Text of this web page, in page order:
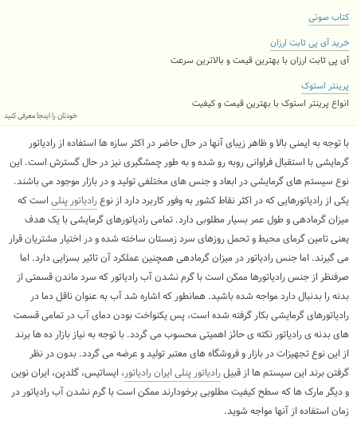
کتاب صوتی
خرید آی پی ثابت ارزان
آی پی ثابت ارزان با بهترین قیمت و بالاترین سرعت
پرینتر استوک
انواع پرینتر استوک با بهترین قیمت و کیفیت
خودتان را اینجا معرفی کنید
با توجه به ایمنی بالا و ظاهر زیبای آنها در حال حاضر در اکثر سازه ها استفاده از رادیاتور
گرمایشی با استقبال فراوانی روبه رو شده و به طور چمشگیری نیز در حال گسترش است. این
نوع سیستم های گرمایشی در ابعاد و جنس های مختلفی تولید و در بازار موجود می باشند.
یکی از رادیاتورهایی که در اکثر نقاط کشور به وفور کاربرد دارد از نوعرادیاتور پنلی است که
میزان گرمادهی و طول عمر بسیار مطلوبی دارد. تمامی رادیاتورهای گرمایشی با یک هدف
یعنی تامین گرمای محیط و تحمل روزهای سرد زمستان ساخته شده و در اختیار مشتریان قرار
می گیرند. اما جنس رادیاتور در میزان گرمادهی همچنین عملکرد آن تاثیر بسزایی دارد. اما
صرفنظر از جنس رادیاتورها ممکن است با گرم نشدن آب رادیاتور که سرد ماندن قسمتی از
بدنه را بدنبال دارد مواجه شده باشید. همانطور که اشاره شد آب به عنوان ناقل دما در
رادیاتورهای گرمایشی بکار گرفته شده است، پس یکنواخت بودن دمای آب در تمامی قسمت
های بدنه ی رادیاتور نکته ی حائز اهمیتی محسوب می گردد. با توجه به نیاز بازار ده ها برند
از این نوع تجهیزات در بازار و فروشگاه های معتبر تولید و عرضه می گردد. بدون در نظر
گرفتن برند این سیستم ها از قبیلرادیاتور پنلی ایران رادیاتور، ایساتیس، گلدپن، ایران نوین
و دیگر مارک ها که سطح کیفیت مطلوبی برخودارند ممکن است با گرم نشدن آب رادیاتور در
زمان استفاده از آنها مواجه شوید.